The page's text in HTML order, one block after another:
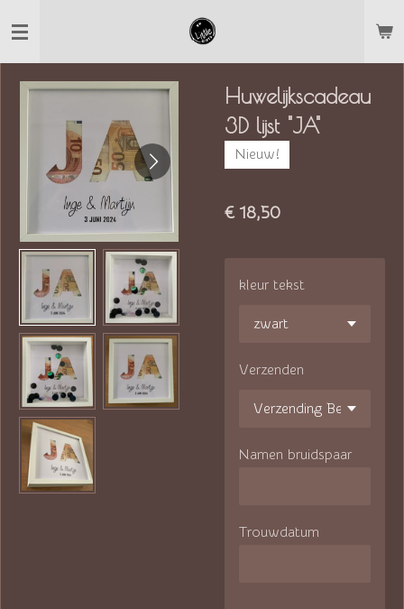
hoofdinhoud
Huwelijkscadeau
3D lijst "JA"
Nieuw!
€ 18,50
kleur tekst
Verzenden
Namen bruidspaar
Trouwdatum